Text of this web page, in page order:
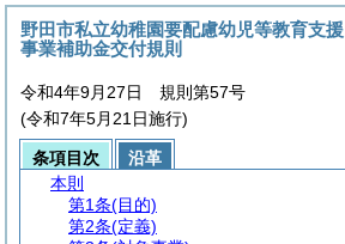
野田市私立幼稚園要配慮幼児等教育支援
事業補助金交付規則
令和4年9月27日 規則第57号
(令和7年5月21日施行)
条項目次
沿革
本則
第1条(目的)
第2条(定義)